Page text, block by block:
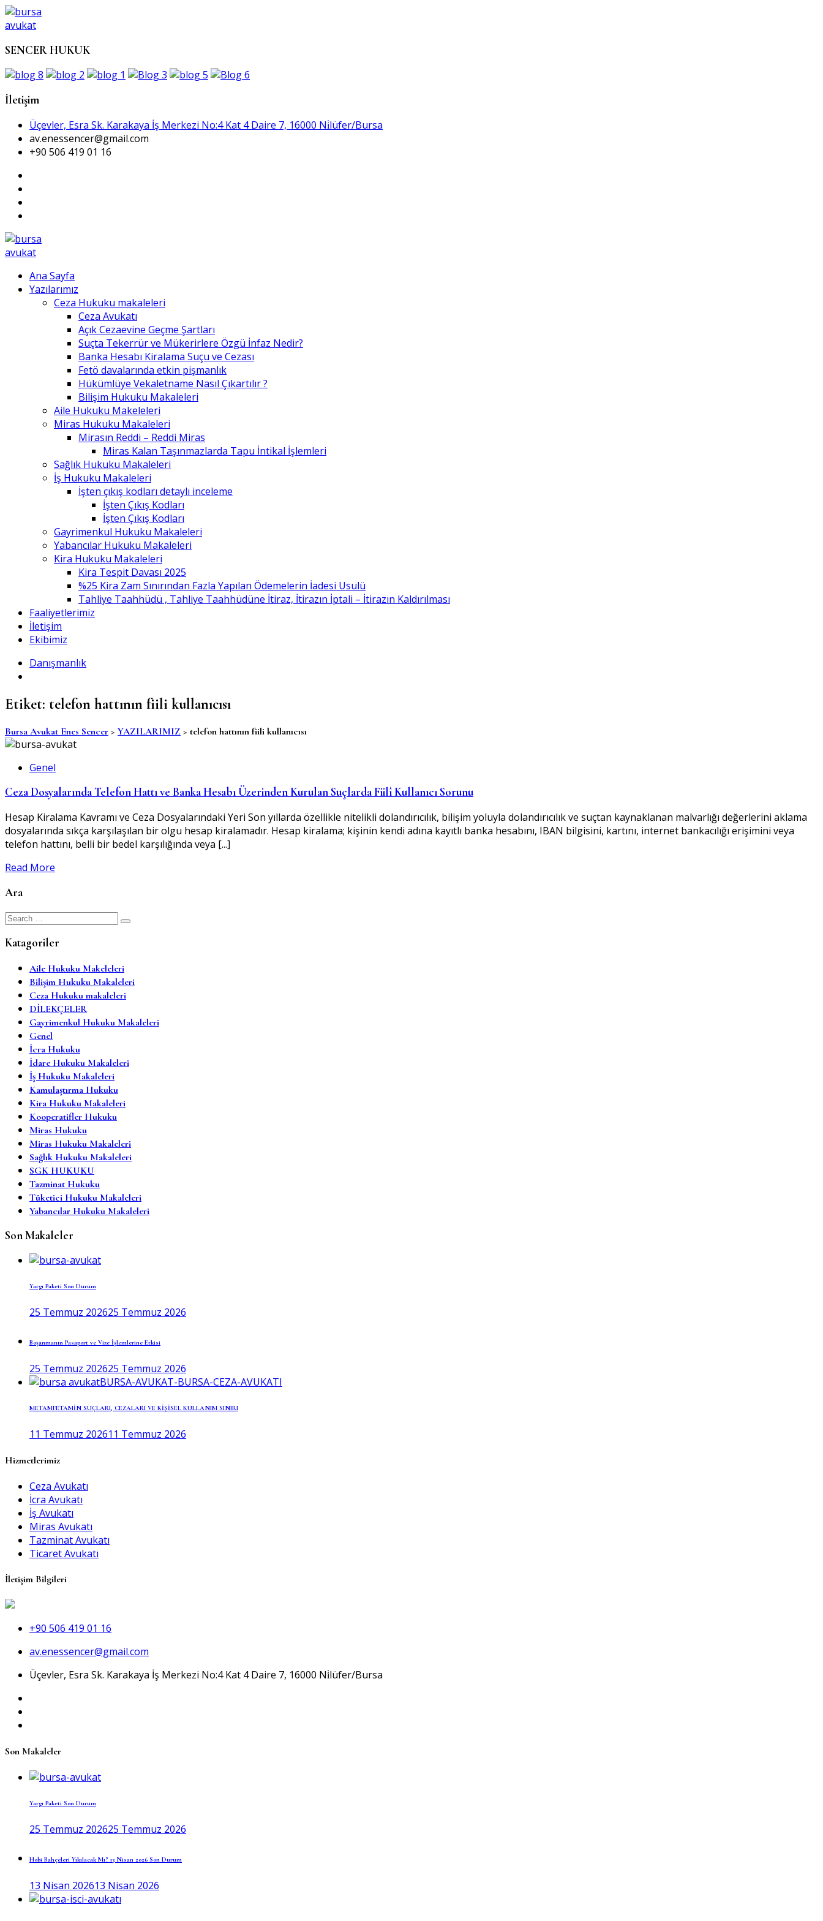
SENCER HUKUK
İletişim
Üçevler, Esra Sk. Karakaya İş Merkezi No:4 Kat 4 Daire 7, 16000 Ni̇lüfer/Bursa
av.enessencer@gmail.com
+90 506 419 01 16
Ana Sayfa
Yazılarımız
Ceza Hukuku makaleleri
Ceza Avukatı
Açık Cezaevine Geçme Şartları
Suçta Tekerrür ve Mükerirlere Özgü İnfaz Nedir?
Banka Hesabı Kiralama Suçu ve Cezası
Fetö davalarında etkin pişmanlık
Hükümlüye Vekaletname Nasıl Çıkartılır ?
Bilişim Hukuku Makaleleri
Aile Hukuku Makeleleri
Miras Hukuku Makaleleri
Mirasın Reddi – Reddi Miras
Miras Kalan Taşınmazlarda Tapu İntikal İşlemleri
Sağlık Hukuku Makaleleri
İş Hukuku Makaleleri
İşten çıkış kodları detaylı inceleme
İşten Çıkış Kodları
İşten Çıkış Kodları
Gayrimenkul Hukuku Makaleleri
Yabancılar Hukuku Makaleleri
Kira Hukuku Makaleleri
Kira Tespit Davası 2025
%25 Kira Zam Sınırından Fazla Yapılan Ödemelerin İadesi Usulü
Tahliye Taahhüdü , Tahliye Taahhüdüne İtiraz, İtirazın İptali – İtirazın Kaldırılması
Faaliyetlerimiz
İletişim
Ekibimiz
Danışmanlık
Etiket: telefon hattının fiili kullanıcısı
Bursa Avukat Enes Sencer > YAZILARIMIZ > telefon hattının fiili kullanıcısı
Genel
Ceza Dosyalarında Telefon Hattı ve Banka Hesabı Üzerinden Kurulan Suçlarda Fiilî Kullanıcı Sorunu
Hesap Kiralama Kavramı ve Ceza Dosyalarındaki Yeri Son yıllarda özellikle nitelikli dolandırıcılık, bilişim yoluyla dolandırıcılık ve suçtan kaynaklanan malvarlığı değerlerini aklama
dosyalarında sıkça karşılaşılan bir olgu hesap kiralamadır. Hesap kiralama; kişinin kendi adına kayıtlı banka hesabını, IBAN bilgisini, kartını, internet bankacılığı erişimini veya
telefon hattını, belli bir bedel karşılığında veya [...]
Read More
Ara
Search
Katagoriler
Aile Hukuku Makeleleri
Bilişim Hukuku Makaleleri
Ceza Hukuku makaleleri
DİLEKÇELER
Gayrimenkul Hukuku Makaleleri
Genel
İcra Hukuku
İdare Hukuku Makaleleri
İş Hukuku Makaleleri
Kamulaştırma Hukuku
Kira Hukuku Makaleleri
Kooperatifler Hukuku
Miras Hukuku
Miras Hukuku Makaleleri
Sağlık Hukuku Makaleleri
SGK HUKUKU
Tazminat Hukuku
Tüketici Hukuku Makaleleri
Yabancılar Hukuku Makaleleri
Son Makaleler
Yargı Paketi Son Durum
25 Temmuz 202625 Temmuz 2026
Boşanmanın Pasaport ve Vize İşlemlerine Etkisi
25 Temmuz 202625 Temmuz 2026
METAMFETAMİN SUÇLARI, CEZALARI VE KİŞİSEL KULLANIM SINIRI
11 Temmuz 202611 Temmuz 2026
Hizmetlerimiz
Ceza Avukatı
İcra Avukatı
İş Avukatı
Miras Avukatı
Tazminat Avukatı
Ticaret Avukatı
İletişim Bilgileri
+90 506 419 01 16
av.enessencer@gmail.com
Üçevler, Esra Sk. Karakaya İş Merkezi No:4 Kat 4 Daire 7, 16000 Ni̇lüfer/Bursa
Son Makaleler
Yargı Paketi Son Durum
25 Temmuz 202625 Temmuz 2026
Hobi Bahçeleri Yıkılacak Mı? 13 Nisan 2026 Son Durum
13 Nisan 202613 Nisan 2026